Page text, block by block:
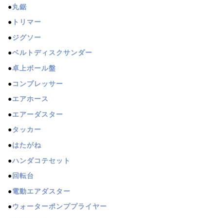
●丸鋸
● トリマー
●ジグソー
●ベルトディスクサンダー
●卓上ボール盤
● コンプレッサー
●エアホース
●エアーダスター
●タッカー
●はたがね
●ハンダコテセット
● 回転台
●電動エアダスター
●ウォーターポンププライヤー